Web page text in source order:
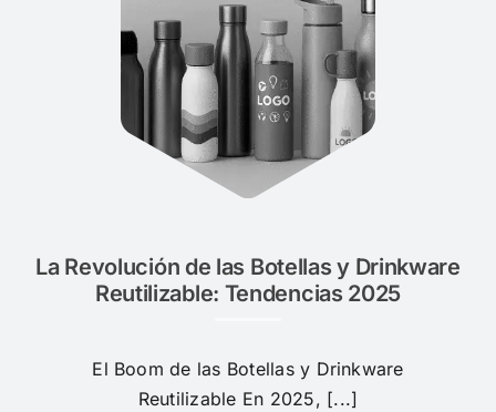
La Revolución de las Botellas y Drinkware
Reutilizable: Tendencias 2025
El Boom de las Botellas y Drinkware
Reutilizable En 2025, [...]